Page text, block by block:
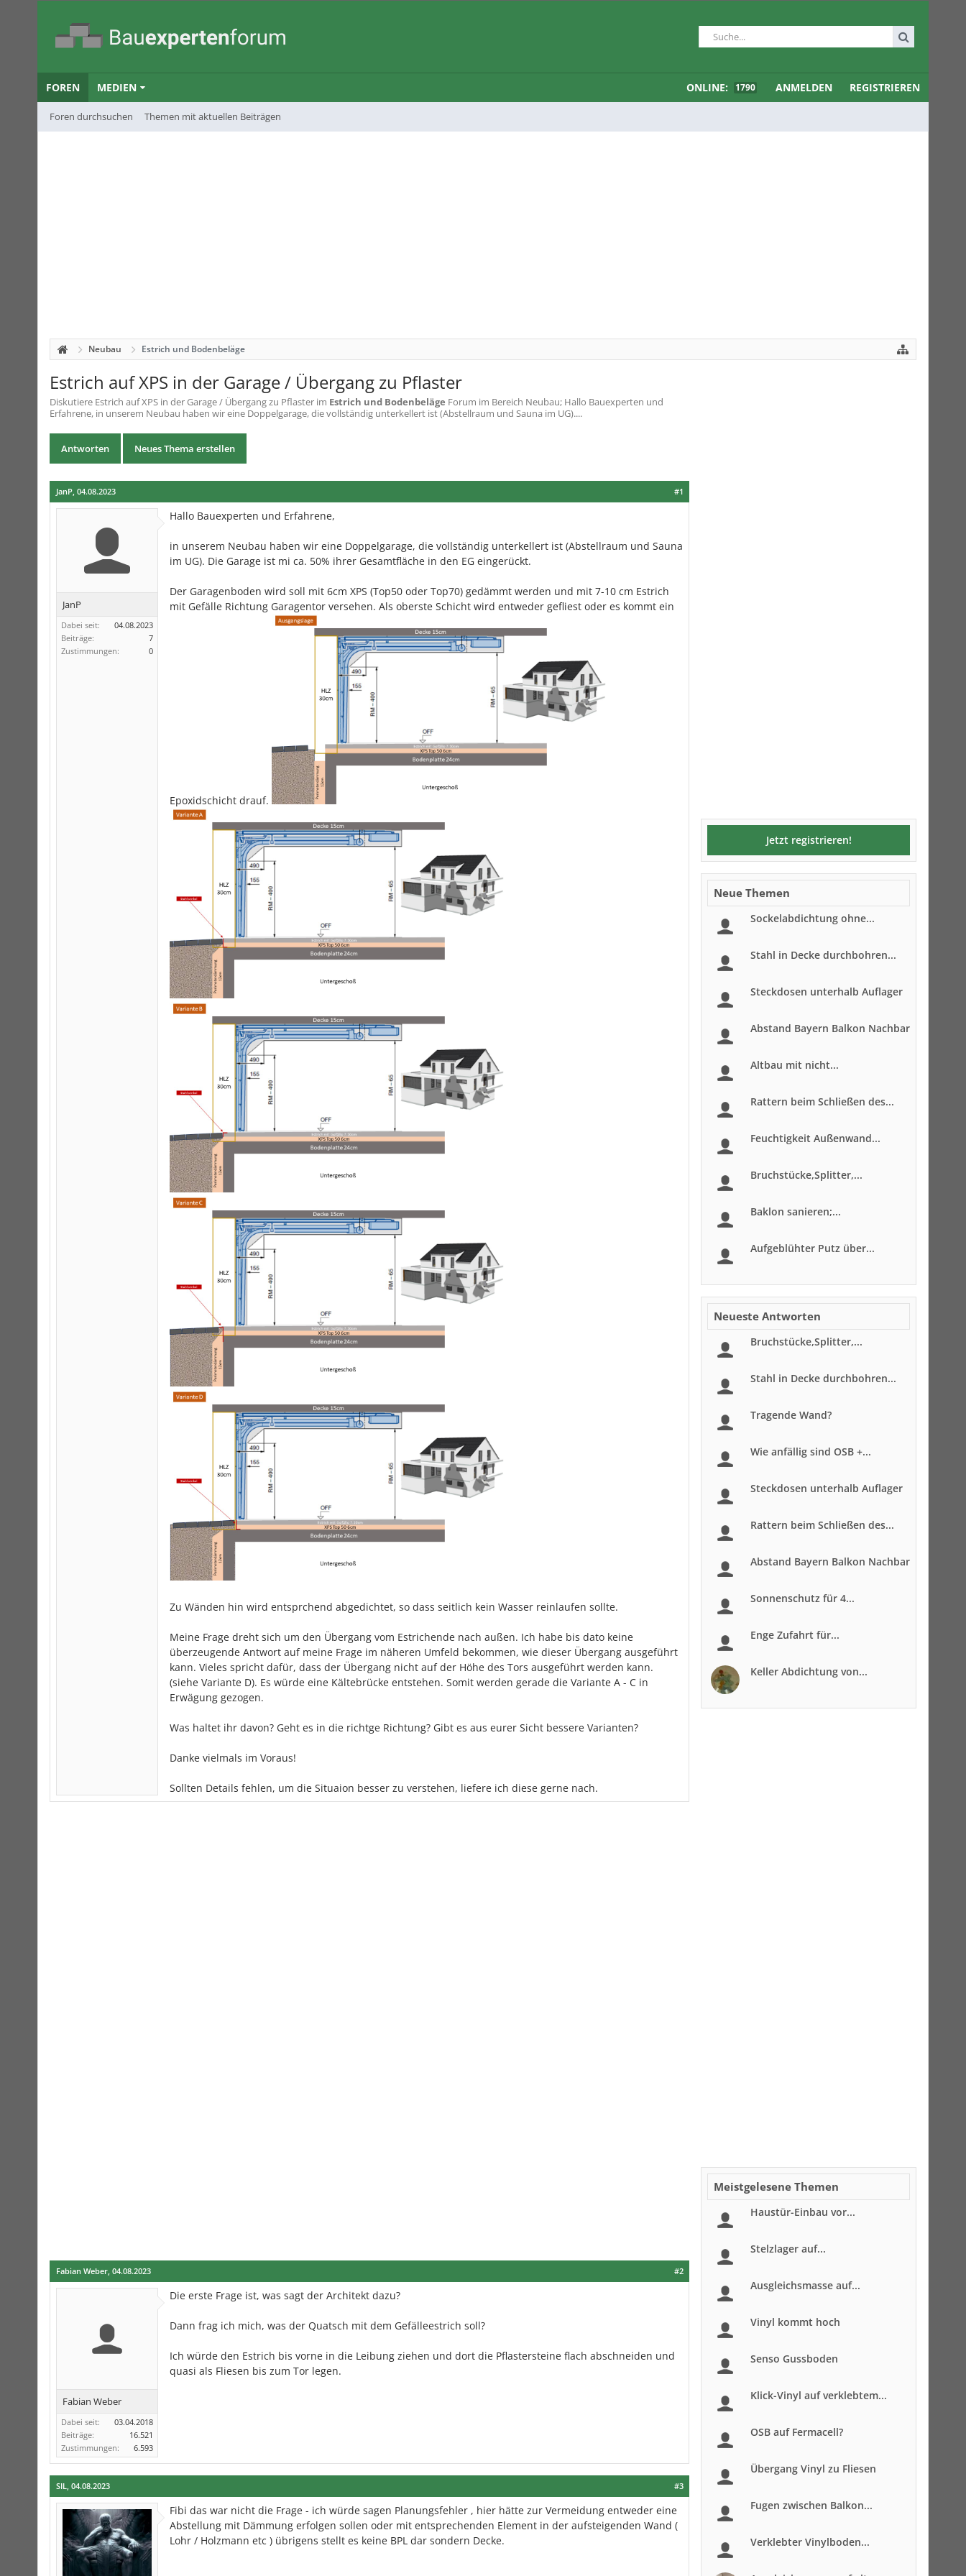
FOREN
Foren durchsuchen Themen mit aktuellen Beiträgen
MEDIEN ONLINE: 1790 ANMELDEN REGISTRIEREN
Neubau Estrich und Bodenbeläge
Estrich auf XPS in der Garage / Übergang zu Pflaster
Diskutiere Estrich auf XPS in der Garage / Übergang zu Pflaster im Estrich und Bodenbeläge Forum im Bereich Neubau; Hallo Bauexperten und
Erfahrene, in unserem Neubau haben wir eine Doppelgarage, die vollständig unterkellert ist (Abstellraum und Sauna im UG)....
Antworten Neues Thema erstellen
#1
JanP, 04.08.2023
JanP
Dabei seit:
04.08.2023
Beiträge:
7
Zustimmungen:
0
Hallo Bauexperten und Erfahrene,
in unserem Neubau haben wir eine Doppelgarage, die vollständig unterkellert ist (Abstellraum und Sauna
im UG). Die Garage ist mi ca. 50% ihrer Gesamtfläche in den EG eingerückt.
Der Garagenboden wird soll mit 6cm XPS (Top50 oder Top70) gedämmt werden und mit 7-10 cm Estrich
mit Gefälle Richtung Garagentor versehen. Als oberste Schicht wird entweder gefliest oder es kommt ein
Epoxidschicht drauf.
Zu Wänden hin wird entsprchend abgedichtet, so dass seitlich kein Wasser reinlaufen sollte.
Meine Frage dreht sich um den Übergang vom Estrichende nach außen. Ich habe bis dato keine
überzeugende Antwort auf meine Frage im näheren Umfeld bekommen, wie dieser Übergang ausgeführt
kann. Vieles spricht dafür, dass der Übergang nicht auf der Höhe des Tors ausgeführt werden kann.
(siehe Variante D). Es würde eine Kältebrücke entstehen. Somit werden gerade die Variante A - C in
Erwägung gezogen.
Was haltet ihr davon? Geht es in die richtge Richtung? Gibt es aus eurer Sicht bessere Varianten?
Danke vielmals im Voraus!
Sollten Details fehlen, um die Situaion besser zu verstehen, liefere ich diese gerne nach.
#2
Fabian Weber, 04.08.2023
Fabian Weber
Dabei seit:
03.04.2018
Beiträge:
16.521
Zustimmungen:
6.593
Die erste Frage ist, was sagt der Architekt dazu?
Dann frag ich mich, was der Quatsch mit dem Gefälleestrich soll?
Ich würde den Estrich bis vorne in die Leibung ziehen und dort die Pflastersteine flach abschneiden und
quasi als Fliesen bis zum Tor legen.
#3
SIL, 04.08.2023
Fibi das war nicht die Frage - ich würde sagen Planungsfehler , hier hätte zur Vermeidung entweder eine
Abstellung mit Dämmung erfolgen sollen oder mit entsprechenden Element in der aufsteigenden Wand (
Lohr / Holzmann etc ) übrigens stellt es keine BPL dar sondern Decke.
Jetzt registrieren!
Neue Themen
Sockelabdichtung ohne...
Stahl in Decke durchbohren...
Steckdosen unterhalb Auflager
Abstand Bayern Balkon Nachbar
Altbau mit nicht...
Rattern beim Schließen des...
Feuchtigkeit Außenwand...
Bruchstücke,Splitter,...
Baklon sanieren;...
Aufgeblühter Putz über...
Neueste Antworten
Bruchstücke,Splitter,...
Stahl in Decke durchbohren...
Tragende Wand?
Wie anfällig sind OSB +...
Steckdosen unterhalb Auflager
Rattern beim Schließen des...
Abstand Bayern Balkon Nachbar
Sonnenschutz für 4...
Enge Zufahrt für...
Keller Abdichtung von...
Meistgelesene Themen
Haustür-Einbau vor...
Stelzlager auf...
Ausgleichsmasse auf...
Vinyl kommt hoch
Senso Gussboden
Klick-Vinyl auf verklebtem...
OSB auf Fermacell?
Übergang Vinyl zu Fliesen
Fugen zwischen Balkon...
Verklebter Vinylboden...